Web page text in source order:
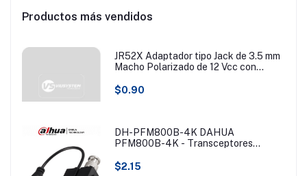
Productos más vendidos
JR52X Adaptador tipo Jack de 3.5 mm
Macho Polarizado de 12 Vcc con
$0.90
DH-PFM800B-4K DAHUA
PFM800B-4K - Transceptores
hasta 8MP a 200 metros. Compatibles
$2.15